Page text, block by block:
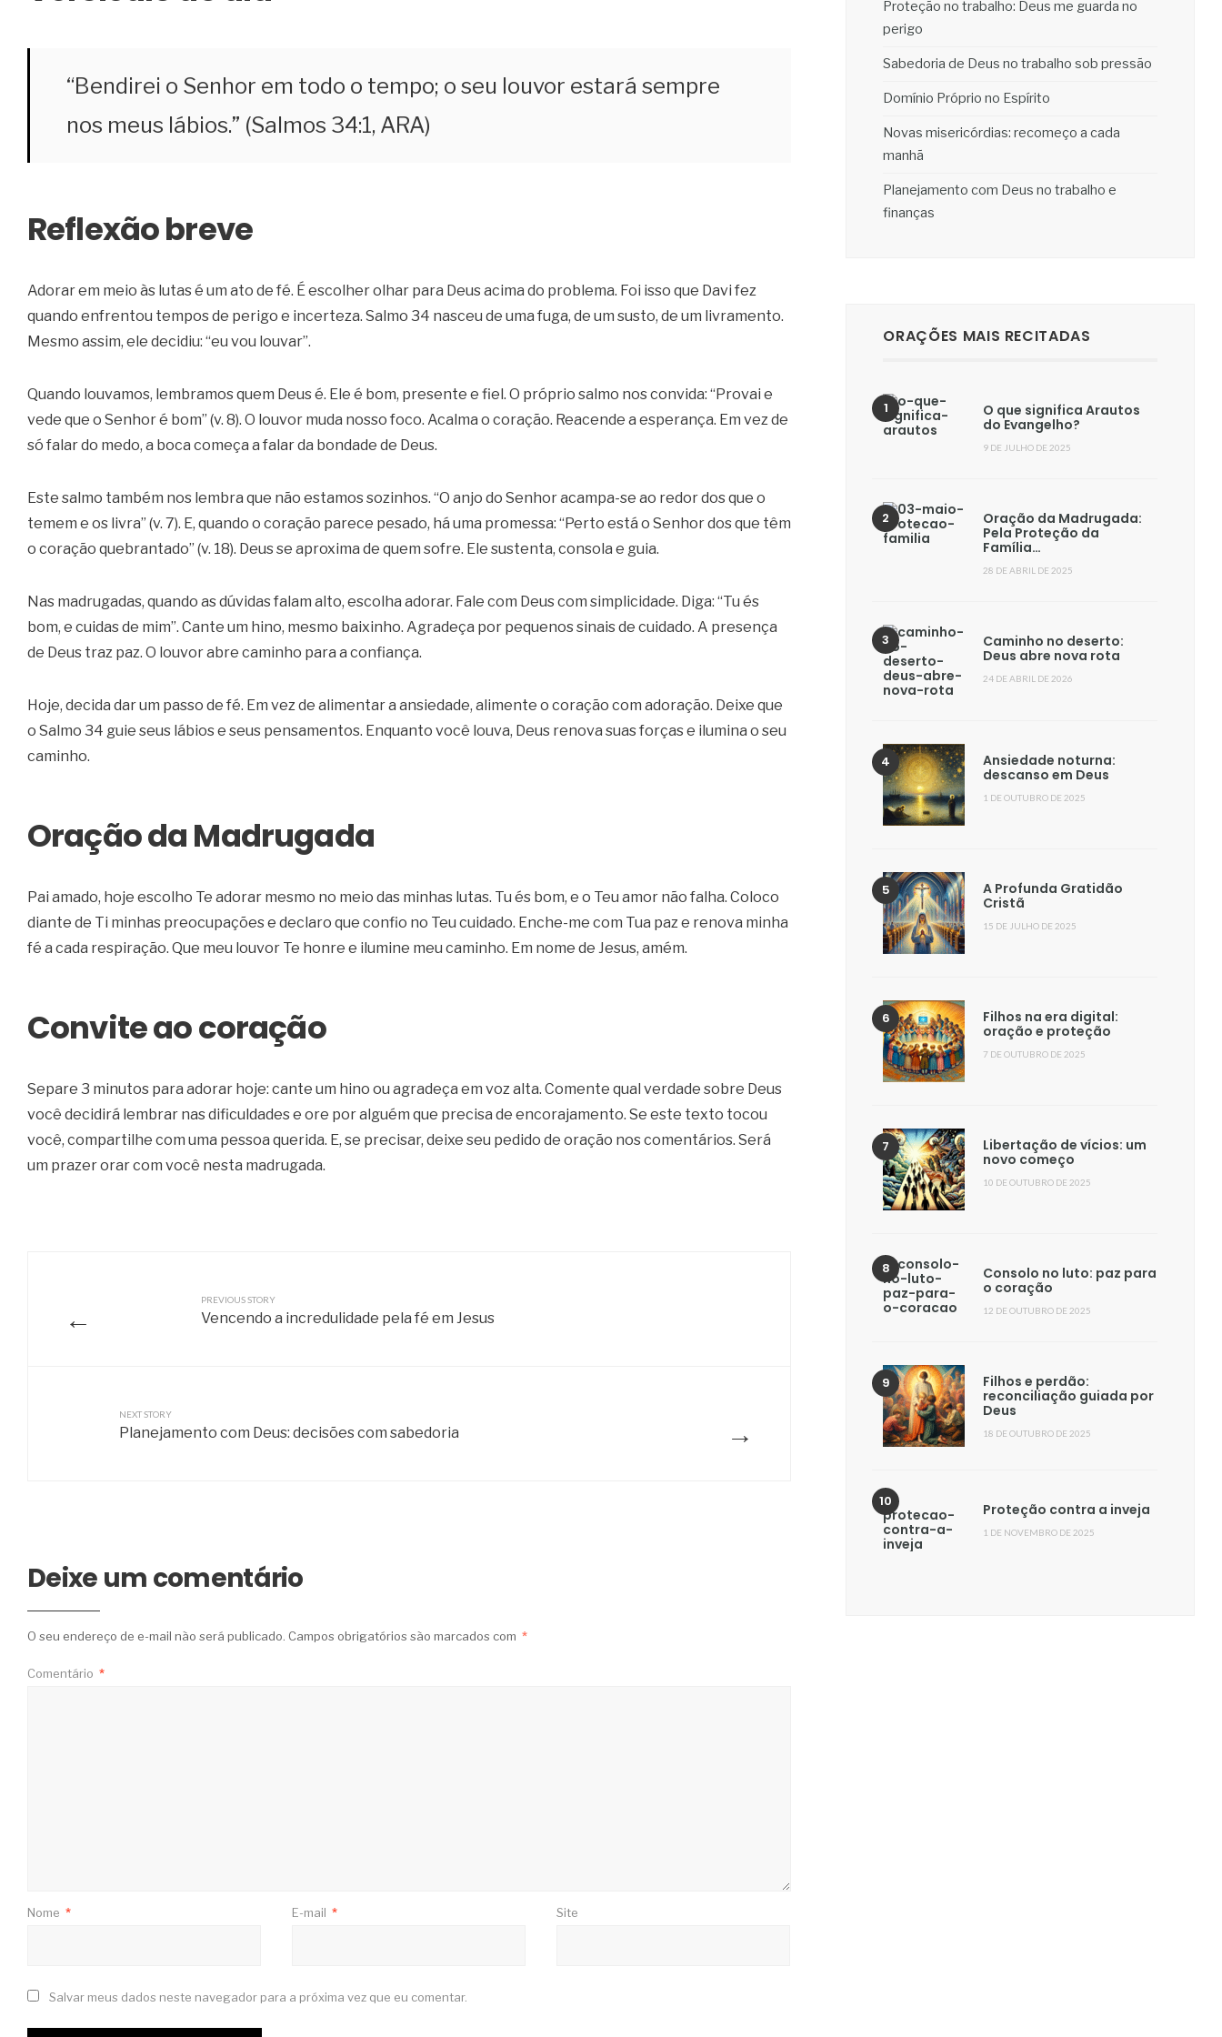
“Bendirei o Senhor em todo o tempo; o seu louvor estará sempre
nos meus lábios.” (Salmos 34:1, ARA)
Reflexão breve
Adorar em meio às lutas é um ato de fé. É escolher olhar para Deus acima do problema. Foi isso que Davi fez
quando enfrentou tempos de perigo e incerteza. Salmo 34 nasceu de uma fuga, de um susto, de um livramento.
Mesmo assim, ele decidiu: “eu vou louvar”.
Quando louvamos, lembramos quem Deus é. Ele é bom, presente e fiel. O próprio salmo nos convida: “Provai e
vede que o Senhor é bom” (v. 8). O louvor muda nosso foco. Acalma o coração. Reacende a esperança. Em vez de
só falar do medo, a boca começa a falar da bondade de Deus.
Este salmo também nos lembra que não estamos sozinhos. “O anjo do Senhor acampa-se ao redor dos que o
temem e os livra” (v. 7). E, quando o coração parece pesado, há uma promessa: “Perto está o Senhor dos que têm
o coração quebrantado” (v. 18). Deus se aproxima de quem sofre. Ele sustenta, consola e guia.
Nas madrugadas, quando as dúvidas falam alto, escolha adorar. Fale com Deus com simplicidade. Diga: “Tu és
bom, e cuidas de mim”. Cante um hino, mesmo baixinho. Agradeça por pequenos sinais de cuidado. A presença
de Deus traz paz. O louvor abre caminho para a confiança.
Hoje, decida dar um passo de fé. Em vez de alimentar a ansiedade, alimente o coração com adoração. Deixe que
o Salmo 34 guie seus lábios e seus pensamentos. Enquanto você louva, Deus renova suas forças e ilumina o seu
caminho.
Oração da Madrugada
Pai amado, hoje escolho Te adorar mesmo no meio das minhas lutas. Tu és bom, e o Teu amor não falha. Coloco
diante de Ti minhas preocupações e declaro que confio no Teu cuidado. Enche-me com Tua paz e renova minha
fé a cada respiração. Que meu louvor Te honre e ilumine meu caminho. Em nome de Jesus, amém.
Convite ao coração
Separe 3 minutos para adorar hoje: cante um hino ou agradeça em voz alta. Comente qual verdade sobre Deus
você decidirá lembrar nas dificuldades e ore por alguém que precisa de encorajamento. Se este texto tocou
você, compartilhe com uma pessoa querida. E, se precisar, deixe seu pedido de oração nos comentários. Será
um prazer orar com você nesta madrugada.
←
PREVIOUS STORY
Vencendo a incredulidade pela fé em Jesus
→
NEXT STORY
Planejamento com Deus: decisões com sabedoria
Deixe um comentário
O seu endereço de e-mail não será publicado. Campos obrigatórios são marcados com *
Comentário *
Nome * E-mail * Site
Salvar meus dados neste navegador para a próxima vez que eu comentar.
Proteção no trabalho: Deus me guarda no
perigo
Sabedoria de Deus no trabalho sob pressão
Domínio Próprio no Espírito
Novas misericórdias: recomeço a cada
manhã
Planejamento com Deus no trabalho e
finanças
ORAÇÕES MAIS RECITADAS
O que significa Arautos
do Evangelho?
9 DE JULHO DE 2025
Oração da Madrugada:
Pela Proteção da
Família…
28 DE ABRIL DE 2025
Caminho no deserto:
Deus abre nova rota
24 DE ABRIL DE 2026
Ansiedade noturna:
descanso em Deus
1 DE OUTUBRO DE 2025
A Profunda Gratidão
Cristã
15 DE JULHO DE 2025
Filhos na era digital:
oração e proteção
7 DE OUTUBRO DE 2025
Libertação de vícios: um
novo começo
10 DE OUTUBRO DE 2025
Consolo no luto: paz para
o coração
12 DE OUTUBRO DE 2025
Filhos e perdão:
reconciliação guiada por
Deus
18 DE OUTUBRO DE 2025
Proteção contra a inveja
1 DE NOVEMBRO DE 2025